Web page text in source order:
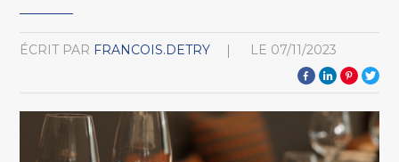
ÉCRIT PAR FRANCOIS.DETRY LE 07/11/2023